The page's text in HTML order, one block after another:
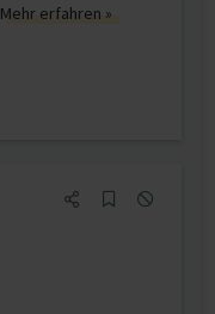
Mehr erfahren »